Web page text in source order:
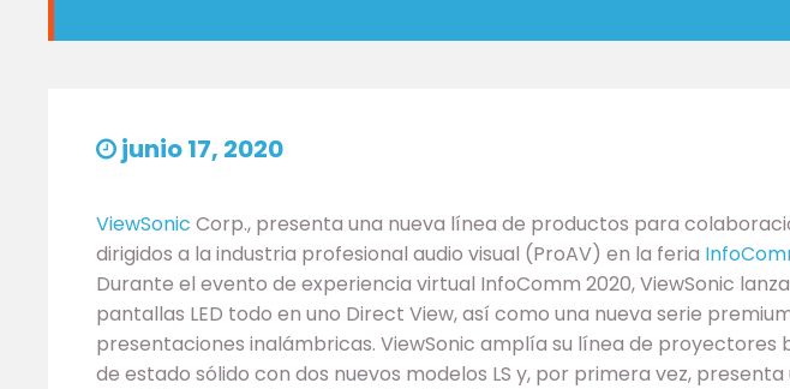
junio 17, 2020
ViewSonic Corp., presenta una nueva línea de productos para
dirigidos a la industria profesional audio visual (ProAV) en la feria
Durante el evento de experiencia virtual InfoComm 2020, ViewSonic
pantallas LED todo en uno Direct View, así como una nueva serie
presentaciones inalámbricas. ViewSonic amplía su línea de proyectores
de estado sólido con dos nuevos modelos LS y, por primera vez,